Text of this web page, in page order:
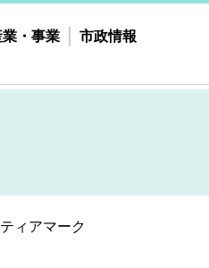
業・事業 市政情報
ィアマーク